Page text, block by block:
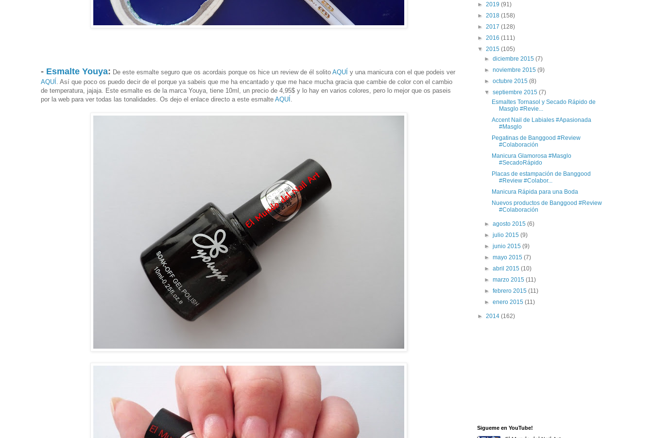
- Esmalte Youya: De este esmalte seguro que os acordais porque os hice un review de él solito AQUÍ y una manicura con el que podeis ver
AQUÍ . Así que poco os puedo decir de el porque ya sabeis que me ha encantado y que me hace mucha gracia que cambie de color con el cambio
de temperatura, jajaja. Este esmalte es de la marca Youya, tiene 10ml, un precio de 4,95$ y lo hay en varios colores, pero lo mejor que os paseis
por la web para ver todas las tonalidades. Os dejo el enlace directo a este esmalte AQUÍ
► 2019 (91)
► 2018 (158)
► 2017 (128)
► 2016 (111)
▼ 2015 (105)
►diciembre 2015(7)
►noviembre 2015(9)
►octubre 2015(8)
▼septiembre 2015(7)
Esmaltes Tornasol y Secado Rápido de
Masglo #Revie...
Accent Nail de Labiales #Apasionada
#Masglo
Pegatinas de Banggood #Review
#Colaboración
Manicura Glamorosa #Masglo
#SecadoRápido
Placas de estampación de Banggood
#Review #Colabor...
Manicura Rápida para una Boda
Nuevos productos de Banggood #Review
#Colaboración
►agosto 2015(6)
►julio 2015(9)
►junio 2015(9)
►mayo 2015(7)
►abril 2015(10)
►marzo 2015(11)
►febrero 2015(11)
►enero 2015(11)
► 2014 (162)
Sigueme en YouTube!